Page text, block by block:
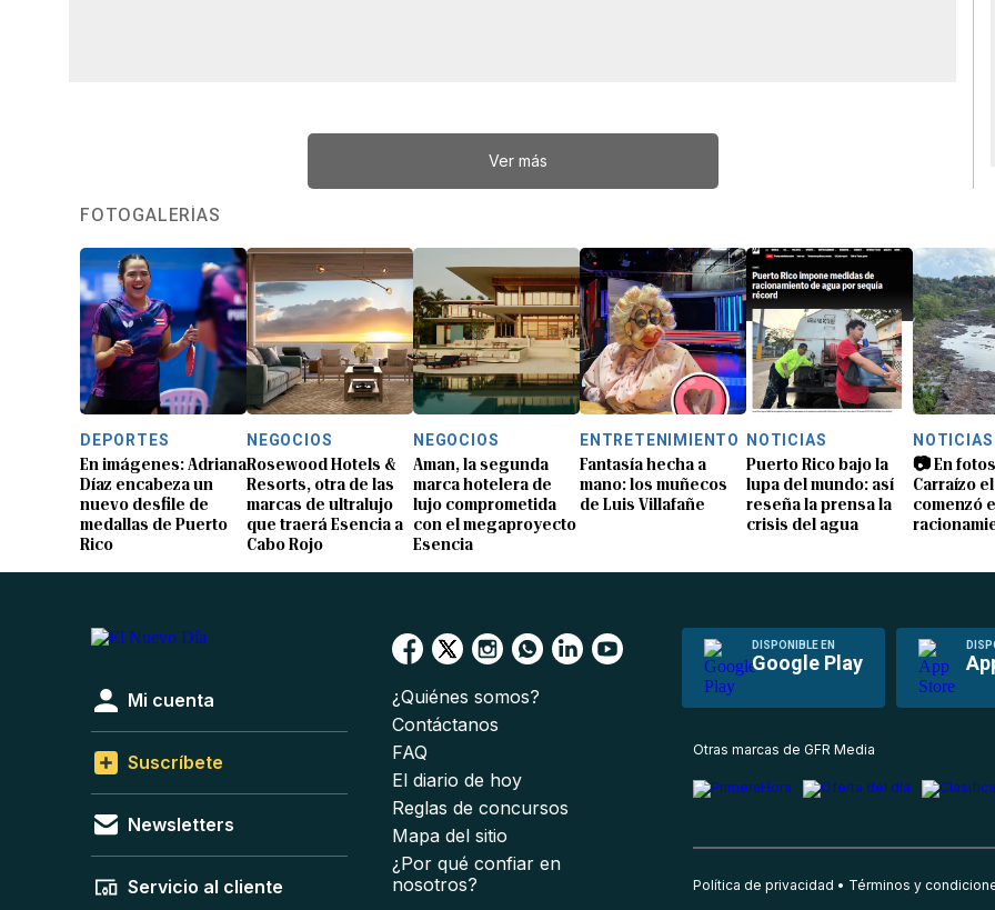
Ver más
FOTOGALERÍAS
DEPORTES
En imágenes: Adriana
Díaz encabeza un
nuevo desfile de
medallas de Puerto
Rico
NEGOCIOS
Rosewood Hotels &
Resorts, otra de las
marcas de ultralujo
que traerá Esencia a
Cabo Rojo
NEGOCIOS
Aman, la segunda
marca hotelera de
lujo comprometida
con el megaproyecto
Esencia
ENTRETENIMIENTO
Fantasía hecha a
mano: los muñecos
de Luis Villafañe
NOTICIAS
Puerto Rico bajo la
lupa del mundo: así
reseña la prensa la
crisis del agua
NOTICIAS
📷 En
Carraízo
comenzó
DISPONIBLE EN
Google Play
Mi cuenta
Suscríbete
Newsletters
Servicio al cliente
¿Quiénes somos?
Contáctanos
FAQ
El diario de hoy
Reglas de concursos
Mapa del sitio
¿Por qué confiar en
nosotros?
Otras marcas de GFR Media
Política de privacidad Términos y